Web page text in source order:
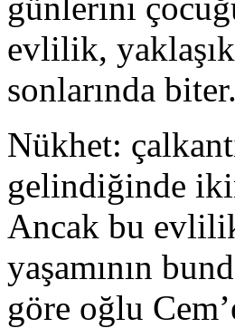
evlilik,
sonlarında biter.
Nükhet:
gelindiğinde
Ancak bu
yaşamının
göre oğlu